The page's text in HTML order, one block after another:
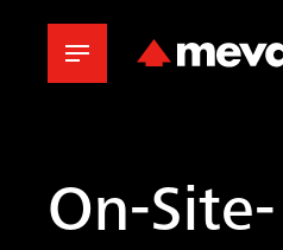
On-Site-